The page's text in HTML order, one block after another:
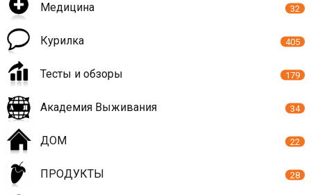
Медицина 32
Курилка 405
Тесты и обзоры 179
Академия Выживания 34
ДОМ 22
ПРОДУКТЫ 28